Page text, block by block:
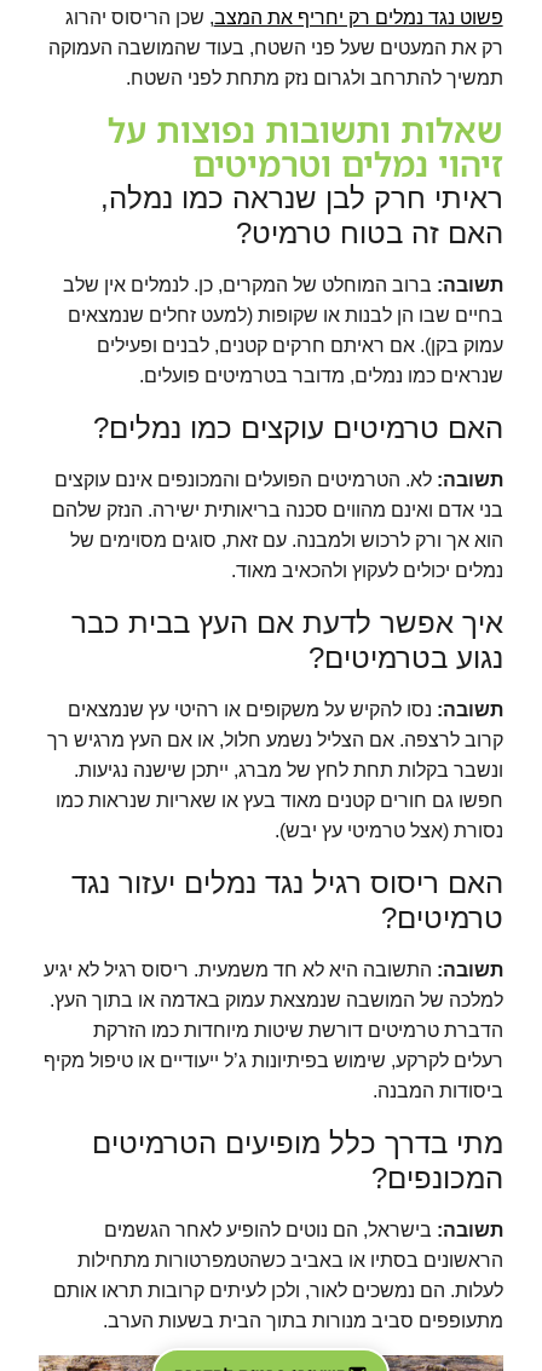
פשוט נגד נמלים רק יחריף את המצב, שכן הריסוס יהרוג
רק את המעטים שעל פני השטח, בעוד שהמושבה העמוקה
תמשיך להתרחב ולגרום נזק מתחת לפני השטח.
שאלות ותשובות נפוצות על
זיהוי נמלים וטרמיטים
ראיתי חרק לבן שנראה כמו נמלה,
האם זה בטוח טרמיט?
תשובה: ברוב המוחלט של המקרים, כן. לנמלים אין שלב
בחיים שבו הן לבנות או שקופות (למעט זחלים שנמצאים
עמוק בקן). אם ראיתם חרקים קטנים, לבנים ופעילים
שנראים כמו נמלים, מדובר בטרמיטים פועלים.
האם טרמיטים עוקצים כמו נמלים?
תשובה: לא. הטרמיטים הפועלים והמכונפים אינם עוקצים
בני אדם ואינם מהווים סכנה בריאותית ישירה. הנזק שלהם
הוא אך ורק לרכוש ולמבנה. עם זאת, סוגים מסוימים של
נמלים יכולים לעקוץ ולהכאיב מאוד.
איך אפשר לדעת אם העץ בבית כבר
נגוע בטרמיטים?
תשובה: נסו להקיש על משקופים או רהיטי עץ שנמצאים
קרוב לרצפה. אם הצליל נשמע חלול, או אם העץ מרגיש רך
ונשבר בקלות תחת לחץ של מברג, ייתכן שישנה נגיעות.
חפשו גם חורים קטנים מאוד בעץ או שאריות שנראות כמו
נסורת (אצל טרמיטי עץ יבש).
האם ריסוס רגיל נגד נמלים יעזור נגד
טרמיטים?
תשובה: התשובה היא לא חד משמעית. ריסוס רגיל לא יגיע
למלכה של המושבה שנמצאת עמוק באדמה או בתוך העץ.
הדברת טרמיטים דורשת שיטות מיוחדות כמו הזרקת
רעלים לקרקע, שימוש בפיתיונות ג’ל ייעודיים או טיפול מקיף
ביסודות המבנה.
מתי בדרך כלל מופיעים הטרמיטים
המכונפים?
תשובה: בישראל, הם נוטים להופיע לאחר הגשמים
הראשונים בסתיו או באביב כשהטמפרטורות מתחילות
לעלות. הם נמשכים לאור, ולכן לעיתים קרובות תראו אותם
מתעופפים סביב מנורות בתוך הבית בשעות הערב.